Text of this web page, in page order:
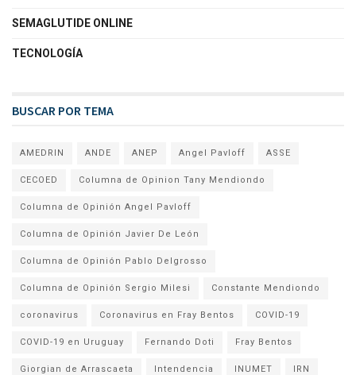
SEMAGLUTIDE ONLINE
TECNOLOGÍA
BUSCAR POR TEMA
AMEDRIN ANDE ANEP Angel Pavloff ASSE
CECOED Columna de Opinion Tany Mendiondo
Columna de Opinión Angel Pavloff
Columna de Opinión Javier De León
Columna de Opinión Pablo Delgrosso
Columna de Opinión Sergio Milesi Constante Mendiondo
coronavirus Coronavirus en Fray Bentos COVID-19
COVID-19 en Uruguay Fernando Doti Fray Bentos
Giorgian de Arrascaeta Intendencia INUMET IRN